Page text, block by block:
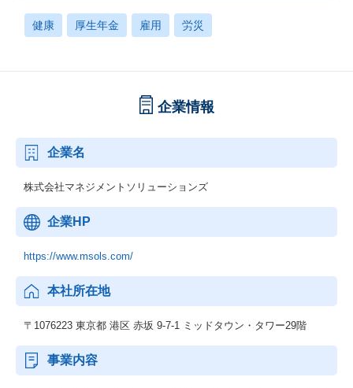
健康 厚生年金 雇用 労災
企業情報
企業名
株式会社マネジメントソリューションズ
企業HP
https://www.msols.com/
本社所在地
〒1076223 東京都 港区 赤坂 9-7-1 ミッドタウン・タワー29階
事業内容